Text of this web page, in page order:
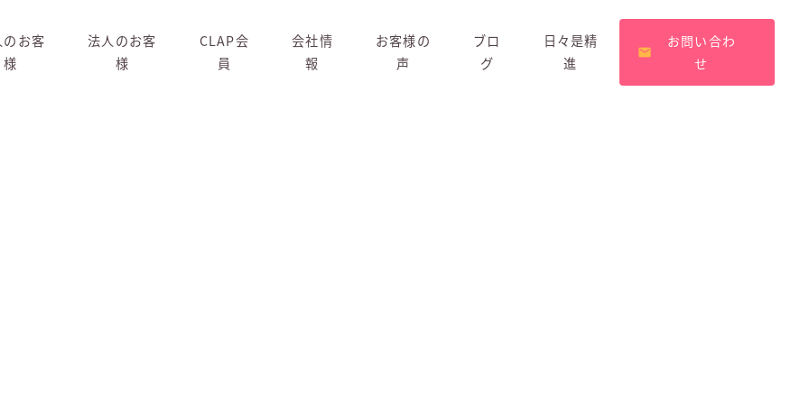
のお客
様
法人のお客
様
CLAP会
員
会社情
報
お客様の
声
ブロ
グ
日々是精
進
お問い合わ
せ